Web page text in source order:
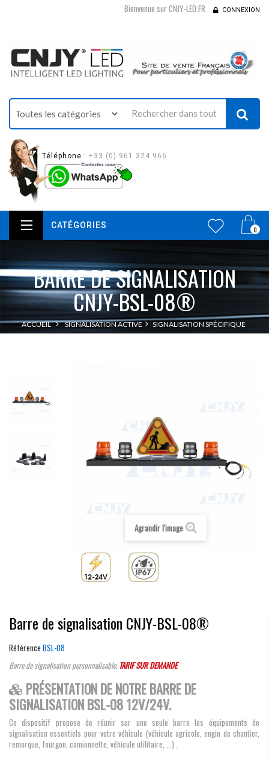
Bienvenue sur CNJY-LED.FR CONNEXION
Téléphone : +33 (0) 961 324 966
0
CATÉGORIES
BARRE DE SIGNALISATION
CNJY-BSL-08®
ACCUEIL SIGNALISATION ACTIVE SIGNALISATION SPÉCIFIQUE
Agrandir l'image
Barre de signalisation CNJY-BSL-08®
Référence BSL-08
Barre de signalisation personnalisable. TARIF SUR DEMANDE
PRÉSENTATION DE NOTRE BARRE DE
SIGNALISATION BSL-08 12V/24V.
Ce dispositif propose de réunir sur une seule barre les équipements de
signalisation essentiels pour votre véhicule (véhicule agricole, engin de chantier,
remorque, fourgon, camionnette, véhicule utilitaire, ...) .